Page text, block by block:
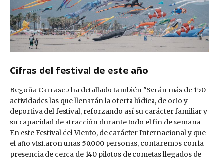
Cifras del festival de este año
Begoña Carrasco ha detallado también "Serán más de 150
actividades las que llenarán la oferta lúdica, de ocio y
deportiva del festival, reforzando así su carácter familiar y
su capacidad de atracción durante todo el fin de semana.
En este Festival del Viento, de carácter Internacional y que
el año visitaron unas 50.000 personas, contaremos con la
presencia de cerca de 140 pilotos de cometas llegados de